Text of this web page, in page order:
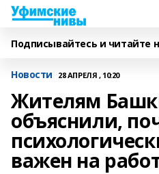
Подписывайтесь и читайте
Новости 28 АПРЕЛЯ , 10:20
Жителям
объяснили,
важен на